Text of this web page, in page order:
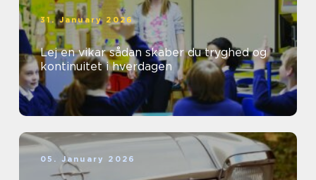
31. January 2026
Lej en vikar sådan skaber du tryghed og
kontinuitet i hverdagen
05. January 2026